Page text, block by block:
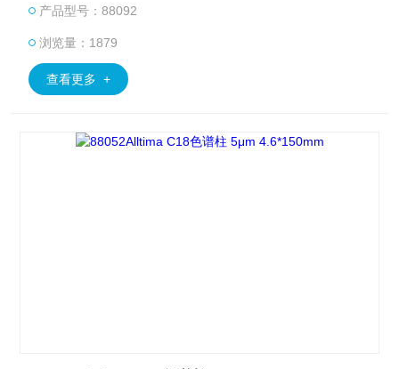
产品型号：88092
浏览量：1879
查看更多 +